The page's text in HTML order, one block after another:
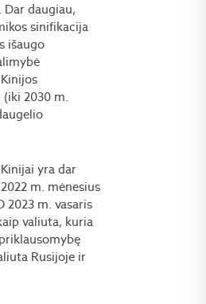
daugiau,
sinifikacija
išaugo
Kinijos
2030 m.
yra dar
m. mėnesius
2023 m. vasaris
valiuta, kuria
Rusijoje ir